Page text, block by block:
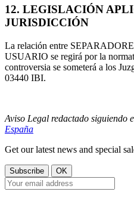
12. LEGISLACIÓN
JURISDICCIÓN
La relación entre
USUARIO se regirá por la
controversia se someterá a los
03440 IBI.
Aviso Legal redactado siguiendo
España
Get our latest news and special